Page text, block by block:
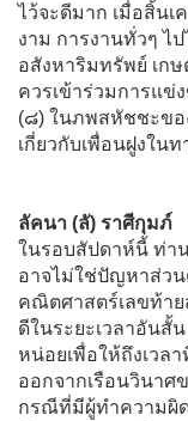
ไว้จะดีมาก เมื่อสิ้นเ
งาม การงานทั่วๆ ไ
อสังหาริมทรัพย์ เก
ควรเข้าร่วมการแข่
(๘) ในภพสหัชชะขอ
เกี่ยวกับเพื่อนฝูงใน
ลัคนา (ลั) ราศีกุมภ์
ในรอบสัปดาห์นี้ ท่าน
อาจไม่ใช่ปัญหาส่ว
คณิตศาสตร์เลขท้า
ดีในระยะเวลาอันสั้
หน่อยเพื่อให้ถึงเวล
ออกจากเรือนวินาศ
กรณีที่มีผู้ทำความผิ